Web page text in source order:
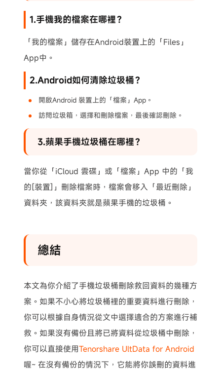
1.手機我的檔案在哪裡？
「我的檔案」儲存在Android裝置上的「Files」
App中。
2.Android如何清除垃圾桶？
開啟Android 裝置上的「檔案」App。
訪問垃圾箱，選擇和刪除檔案，最後確認刪除。
3.蘋果手機垃圾桶在哪裡？
當你從「iCloud 雲碟」或「檔案」App 中的「我
的[裝置]」刪除檔案時，檔案會移入「最近刪除」
資料夾，該資料夾就是蘋果手機的垃圾桶。
總結
本文為你介紹了手機垃圾桶刪除救回資料的幾種方
案。如果不小心將垃圾桶裡的重要資料進行刪除，
你可以根據自身情況從文中選擇適合的方案進行補
救。如果沒有備份且將已將資料從垃圾桶中刪除，
你可以直接使用Tenorshare UltData for Android
喔~ 在沒有備份的情況下，它能將你誤刪的資料進